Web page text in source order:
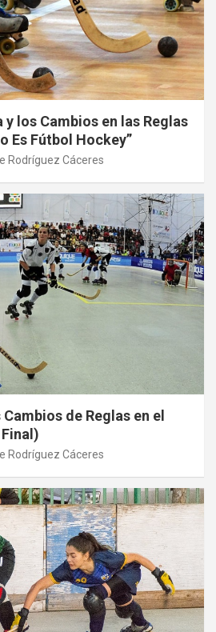
y los Cambios en las Reglas
Es Fútbol Hockey”
Rodríguez Cáceres
de Reglas en el
Rodríguez Cáceres